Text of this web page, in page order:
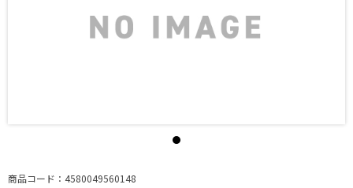
商品コード：4580049560148